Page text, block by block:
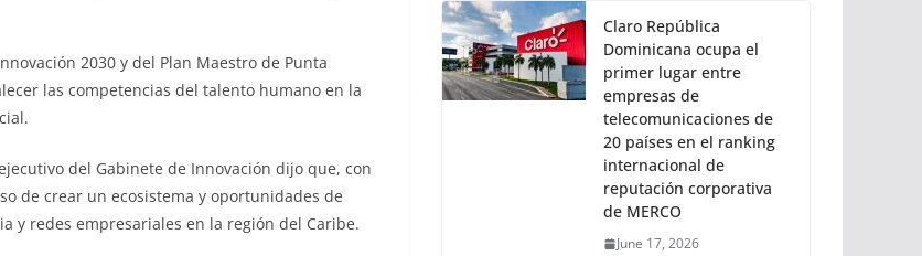
2030 y del Plan Maestro de Punta
las competencias del talento humano en la
del Gabinete de Innovación dijo que, con
de crear un ecosistema y oportunidades de
y redes empresariales en la región del Caribe.
Claro República
Dominicana ocupa el
primer lugar entre
empresas de
telecomunicaciones de
20 países en el ranking
internacional de
reputación corporativa
de MERCO
June 17, 2026